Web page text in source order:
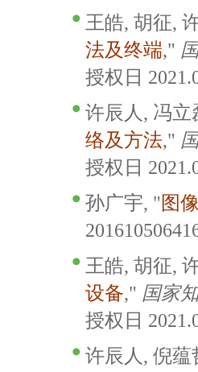
王皓, 胡征,
法及终端,"
授权日
许辰人, 冯立
络及方法,"
授权日
孙广宇, "图
王皓, 胡征,
设备," 国家
授权日
许辰人, 倪蕴